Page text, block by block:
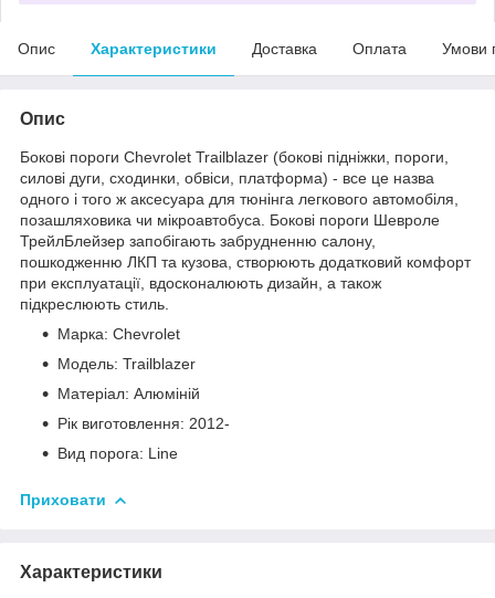
Опис Характеристики Доставка Оплата Умови
Опис
Бокові пороги Chevrolet Trailblazer (бокові підніжки, пороги,
силові дуги, сходинки, обвіси, платформа) - все це назва
одного і того ж аксесуара для тюнінга легкового автомобіля,
позашляховика чи мікроавтобуса. Бокові пороги Шевроле
ТрейлБлейзер запобігають забрудненню салону,
пошкодженню ЛКП та кузова, створюють додатковий комфорт
при експлуатації, вдосконалюють дизайн, а також
підкреслюють стиль.
Марка: Chevrolet
Модель: Trailblazer
Матеріал: Алюміній
Рік виготовлення: 2012-
Вид порога: Line
Приховати
Характеристики